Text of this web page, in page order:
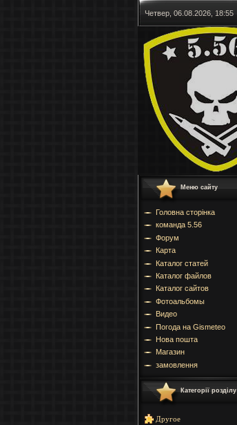
Четвер, 06.08.2026, 18:55
Меню сайту
Головна сторінка
команда 5.56
Форум
Карта
Каталог статей
Каталог файлов
Каталог сайтов
Фотоальбомы
Видео
Погода на Gismeteo
Нова пошта
Магазин
замовлення
Категорії розділу
Другое